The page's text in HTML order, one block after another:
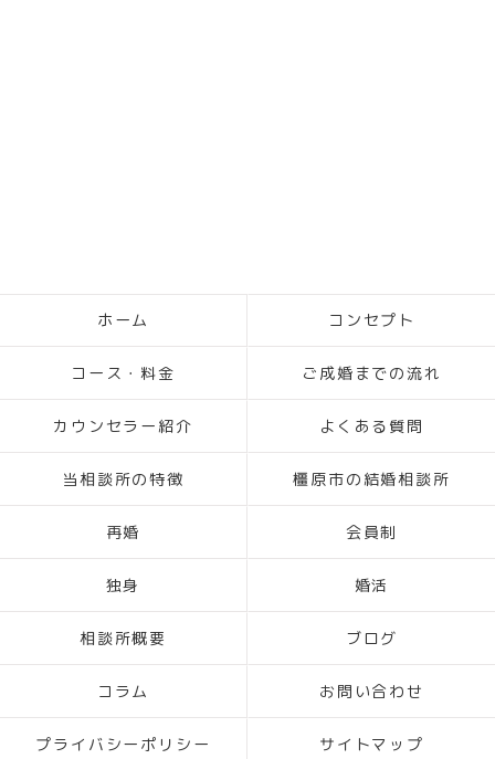
ホーム コンセプト
コース・料金 ご成婚までの流れ
カウンセラー紹介 よくある質問
当相談所の特徴 橿原市の結婚相談所
再婚 会員制
独身 婚活
相談所概要 ブログ
コラム お問い合わせ
プライバシーポリシー サイトマップ